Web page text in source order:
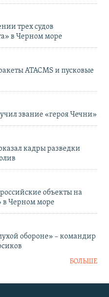
трех судов
в Черном море
ATACMS и пусковые
звание «героя Чечни»
кадры разведки
объекты на
в Черном море
обороне» – командир
БОЛЬШЕ